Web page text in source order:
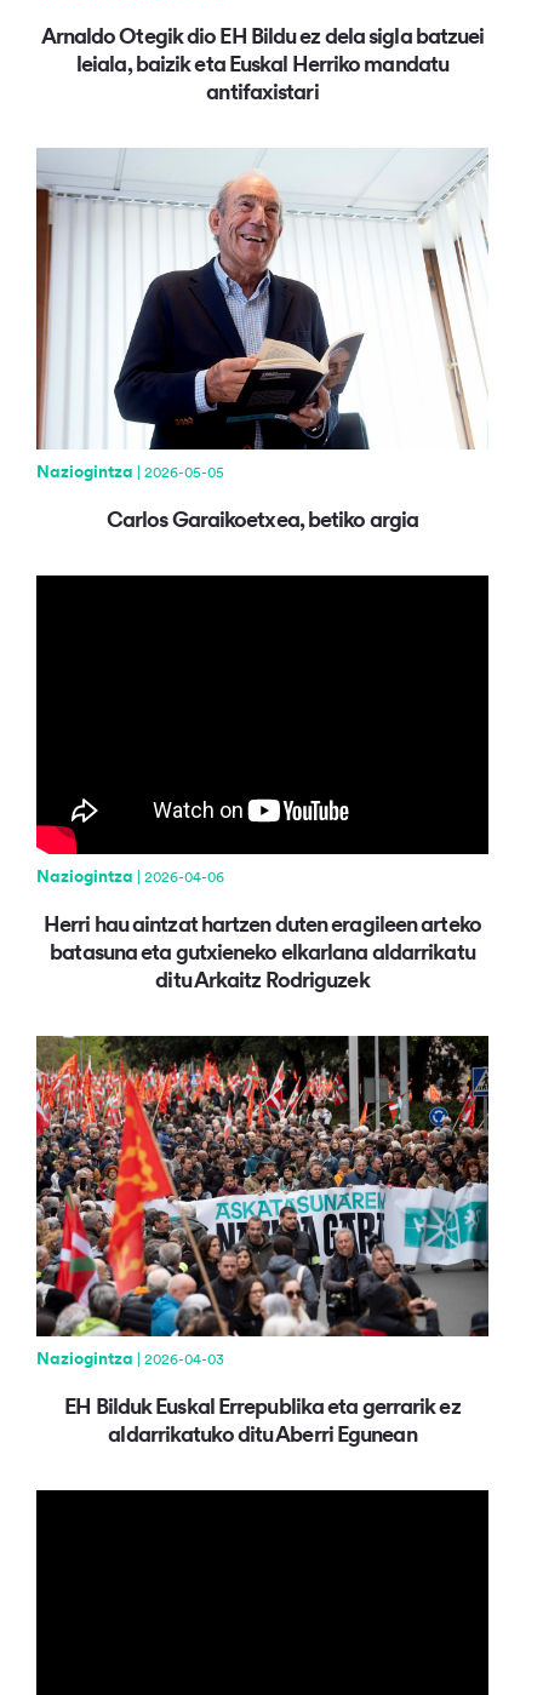
Arnaldo Otegik dio EH Bildu ez dela sigla batzuei
leiala, baizik eta Euskal Herriko mandatu
antifaxistari
Naziogintza | 2026-05-05
Carlos Garaikoetxea, betiko argia
Naziogintza | 2026-04-06
Herri hau aintzat hartzen duten eragileen arteko
batasuna eta gutxieneko elkarlana aldarrikatu
ditu Arkaitz Rodriguzek
Naziogintza | 2026-04-03
EH Bilduk Euskal Errepublika eta gerrarik ez
aldarrikatuko ditu Aberri Egunean